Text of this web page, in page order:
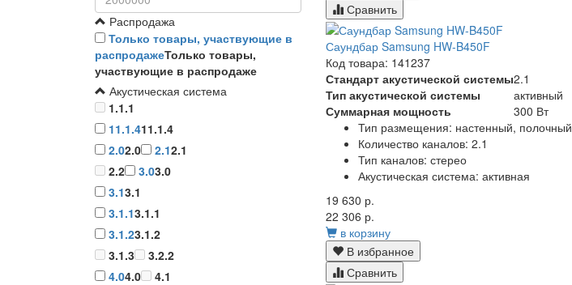
Распродажа
Только товары, участвующие в
распродажеТолько товары,
участвующие в распродаже
Акустическая система
1.1.1
11.1.411.1.4
2.02.0 2.12.1
2.2
3.03.0
3.13.1
3.1.13.1.1
3.1.23.1.2
3.1.3
3.2.2
4.04.0
4.1
Сравнить
Саундбар Samsung HW-B450F
Код товара: 141237
Стандарт акустической системы2.1
Тип акустической системы
активный
Суммарная мощность
300 Вт
Тип размещения: настенный, полочный
Количество каналов: 2.1
Тип каналов: стерео
Акустическая система: активная
19 630 р.
22 306 р.
в корзину
В избранное
Сравнить